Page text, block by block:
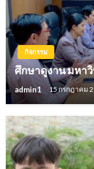
กิจกรรม
ศึกษาดูงาน มหา
admin1 15 กรกฎาคม